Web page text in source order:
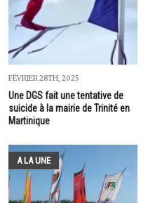
FÉVRIER 28TH, 2025
Une DGS fait une tentative de
suicide à la mairie de Trinité en
Martinique
A LA UNE